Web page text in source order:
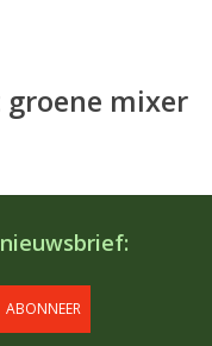
mixer
ABONNEER